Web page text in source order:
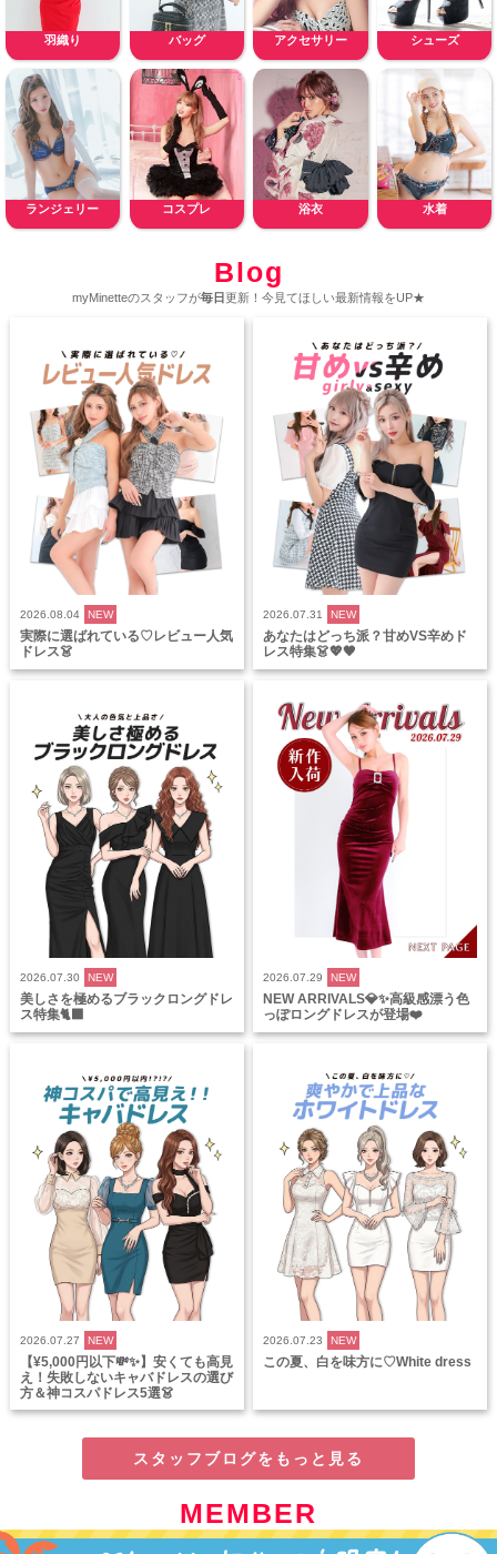
羽織り バッグ アクセサリー シューズ
ランジェリー コスプレ 浴衣 水着
Blog
myMinetteのスタッフが毎日 更新！今見てほしい最新情報をUP★
2026.08.04 NEW
実際に選ばれている♡レビュー人気
ドレス👗
2026.07.31 NEW
あなたはどっち派？甘めVS辛めド
レス特集👗💖🖤
2026.07.30 NEW
美しさを極めるブラックロングドレ
ス特集🐈‍⬛
2026.07.29 NEW
NEW ARRIVALS💎✨高級感漂う色
っぽロングドレスが登場❤️
2026.07.27 NEW
【¥5,000円以下💸✨】安くても高見
え！失敗しないキャバドレスの選び
方＆神コスパドレス5選👗
2026.07.23 NEW
この夏、白を味方に♡White dress
スタッフブログをもっと見る
MEMBER